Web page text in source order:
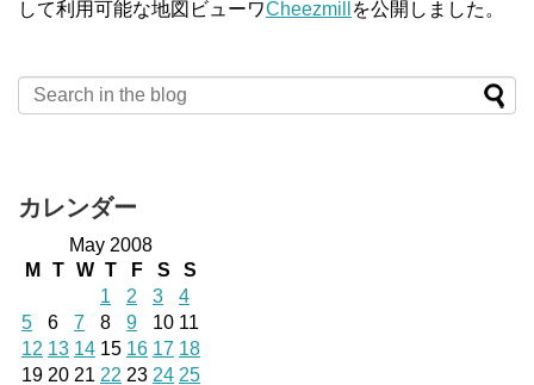
して利用可能な地図ビューワCheezmill を公開しました。
カレンダー
May 2008
M
T W T F S
S
1
2 3
4
5
6 7 8 9 10 11
12 13 14 15 16 17 18
19 20 21 22 23 24 25